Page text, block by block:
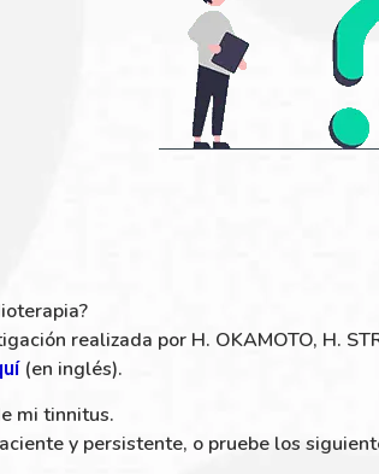
realizada por H. OKAMOTO, H.
(en inglés).
mi tinnitus.
y persistente, o pruebe los